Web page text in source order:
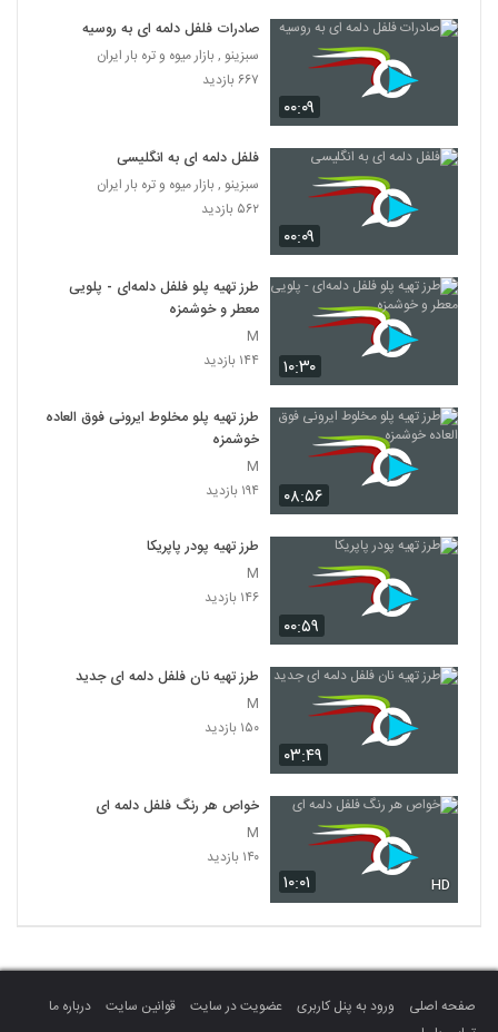
۰۰:۰۹
صادرات فلفل دلمه ای به روسیه
سبزینو , بازار میوه و تره بار ایران
۶۶۷ بازدید
۰۰:۰۹
فلفل دلمه ای به انگلیسی
سبزینو , بازار میوه و تره بار ایران
۵۶۲ بازدید
۱۰:۳۰
طرز تهیه پلو فلفل دلمه‌ای - پلویی
معطر و خوشمزه
M
۱۴۴ بازدید
۰۸:۵۶
طرز تهیه پلو مخلوط ایرونی فوق العاده
خوشمزه
M
۱۹۴ بازدید
۰۰:۵۹
طرز تهیه پودر پاپریکا
M
۱۴۶ بازدید
۰۳:۴۹
طرز تهیه نان فلفل دلمه ای جدید
M
۱۵۰ بازدید
۱۰:۰۱ HD
خواص هر رنگ فلفل دلمه ای
M
۱۴۰ بازدید
صفحه اصلی ورود به پنل کاربری عضویت در سایت قوانین سایت
درباره ما